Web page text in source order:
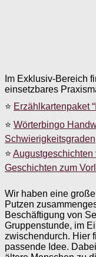
Im Exklusiv-Bereich
einsetzbares
⭐ Erzählkartenpaket
⭐ Wörterbingo
Schwierigkeitsgraden
⭐ Augustgeschichten
Geschichten zum
Wir haben eine
Putzen
Beschäftigung von
Gruppenstunde, im
zwischendurch. Hier
passende Idee.